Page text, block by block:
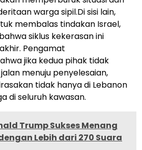
warga sipil.Di sisi lain,
membalas tindakan Israel,
siklus kekerasan ini
Pengamat
jika kedua pihak tidak
menuju penyelesaian,
tidak hanya di Lebanon
di seluruh kawasan.
Trump Sukses Menang
Lebih dari 270 Suara